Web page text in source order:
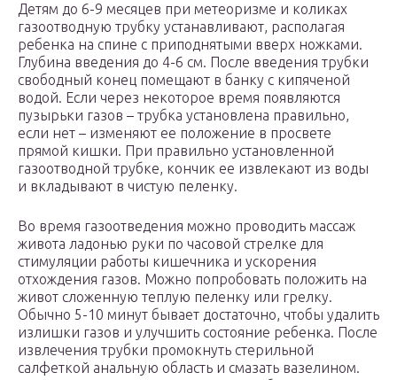
Детям до 6-9 месяцев при метеоризме и коликах
газоотводную трубку устанавливают, располагая
ребенка на спине с приподнятыми вверх ножками.
Глубина введения до 4-6 см. После введения трубки
свободный конец помещают в банку с кипяченой
водой. Если через некоторое время появляются
пузырьки газов – трубка установлена правильно,
если нет – изменяют ее положение в просвете
прямой кишки. При правильно установленной
газоотводной трубке, кончик ее извлекают из воды
и вкладывают в чистую пеленку.
Во время газоотведения можно проводить массаж
живота ладонью руки по часовой стрелке для
стимуляции работы кишечника и ускорения
отхождения газов. Можно попробовать положить на
живот сложенную теплую пеленку или грелку.
Обычно 5-10 минут бывает достаточно, чтобы удалить
излишки газов и улучшить состояние ребенка. После
извлечения трубки промокнуть стерильной
салфеткой анальную область и смазать вазелином.